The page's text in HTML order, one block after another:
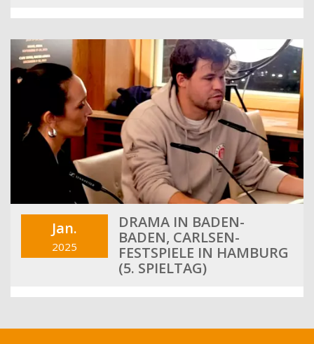
Jan.
2025
DRAMA IN BADEN-
BADEN, CARLSEN-
FESTSPIELE IN HAMBURG
(5. SPIELTAG)